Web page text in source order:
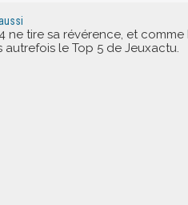
ne tire sa révérence, et
le Top 5 de Jeuxactu.